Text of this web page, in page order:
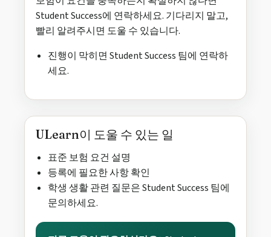
Student Success에 연락하세요. 기다리지 말고,
빨리 알려주시면 도울 수 있습니다.
진행이 막히면 Student Success 팀에 연락하
세요.
ULearn이 도울 수 있는 일
표준 보험 요건 설명
등록에 필요한 사항 확인
학생 생활 관련 질문은 Student Success 팀에
문의하세요.